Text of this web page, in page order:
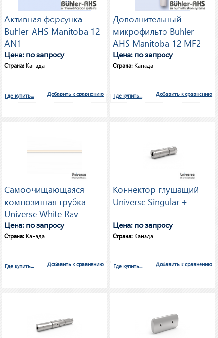
Активная форсунка
Buhler-AHS Manitoba 12
AN1
Цена: по запросу
Страна: Канада
Добавить к сравнению
Где купить...
Дополнительный
микрофильтр Buhler-
AHS Manitoba 12 MF2
Цена: по запросу
Страна: Канада
Добавить к сравнению
Где купить...
Самоочищающаяся
композитная трубка
Universe White Ray
Kevlar® Hose
Цена: по запросу
Страна: Канада
Добавить к сравнению
Где купить...
Коннектор глушащий
Universe Singular +
Цена: по запросу
Страна: Канада
Добавить к сравнению
Где купить...